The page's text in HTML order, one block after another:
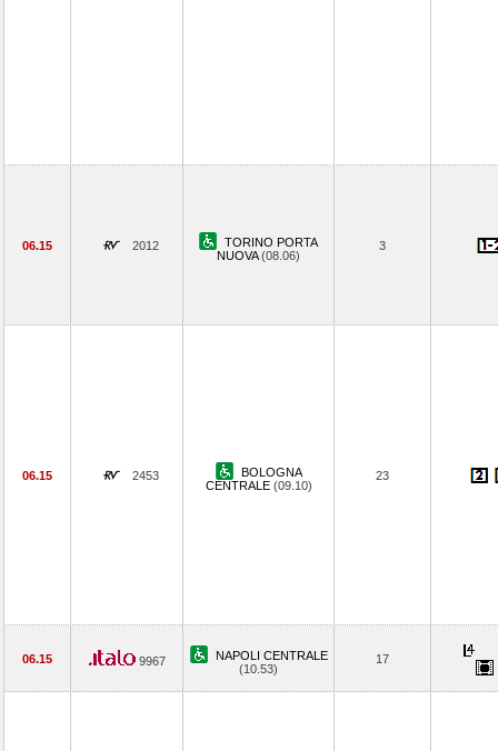
06.15 2012
TORINO PORTA
NUOVA(08.06)
3
06.15 2453
BOLOGNA
CENTRALE (09.10)
23
06.15 9967
NAPOLI CENTRALE
(10.53)
17